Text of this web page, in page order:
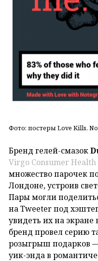
Фото: постеры Love Kills,
Бренд гелей-смазок
Virgo Consumer
множество парочек
Лондоне, устроив
Пары могли
на Tweeter под
увидеть их на
бренд провел серию
розыгрыш подарков
уик-энда в